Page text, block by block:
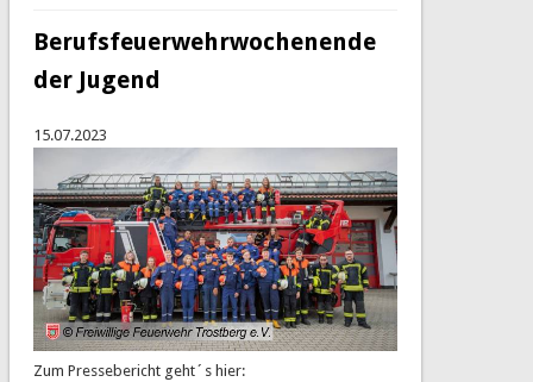
Berufsfeuerwehrwochenende
der Jugend
15.07.2023
Zum Pressebericht geht´s hier: